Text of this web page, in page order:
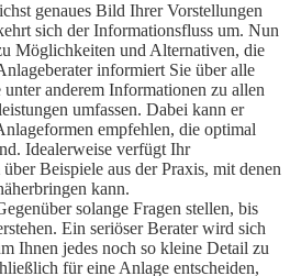
genaues Bild Ihrer Vorstellungen
sich der Informationsfluss um. Nun
Möglichkeiten und Alternativen, die
informiert Sie über alle
anderem Informationen zu allen
umfassen. Dabei kann er
empfehlen, die optimal
Idealerweise verfügt Ihr
Beispiele aus der Praxis, mit denen
kann.
solange Fragen stellen, bis
Ein seriöser Berater wird sich
Ihnen jedes noch so kleine Detail zu
für eine Anlage entscheiden,